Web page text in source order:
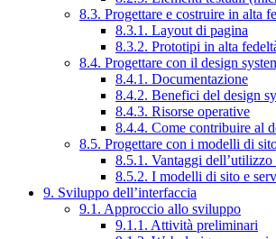
8.3. Progettare e costruire in alta
8.3.1. Layout di pagina
8.3.2. Prototipi in alta
8.4. Progettare con il design
8.4.1. Documentazione
8.4.2. Benefici del design
8.4.3. Risorse operative
8.4.4. Come contribuire al
8.5. Progettare con i modelli di
8.5.1. Vantaggi
8.5.2. I modelli di sito e
9. Sviluppo dell’interfaccia
9.1. Approccio allo sviluppo
9.1.1. Attività preliminari